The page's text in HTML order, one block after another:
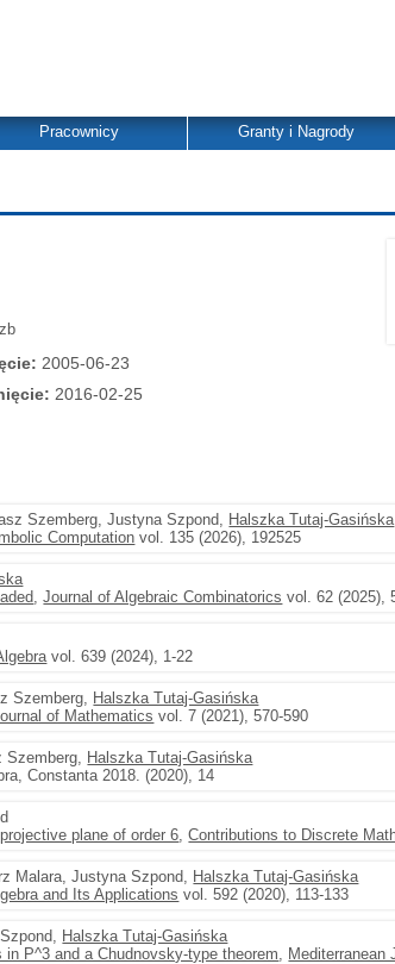
Pracownicy Granty i Nagrody
2005-06-23
2016-02-25
Szemberg, Justyna Szpond, Halszka Tutaj-Gasińska
Computation vol. 135 (2026), 192525
,Journal of Algebraic Combinatorics vol. 62 (2025),
vol. 639 (2024), 1-22
Szemberg, Halszka Tutaj-Gasińska
of Mathematics vol. 7 (2021), 570-590
Szemberg, Halszka Tutaj-Gasińska
Constanta 2018. (2020), 14
plane of order 6,Contributions to Discrete
Malara, Justyna Szpond, Halszka Tutaj-Gasińska
and Its Applications vol. 592 (2020), 113-133
Halszka Tutaj-Gasińska
P^3 and a Chudnovsky-type theorem, Mediterranean